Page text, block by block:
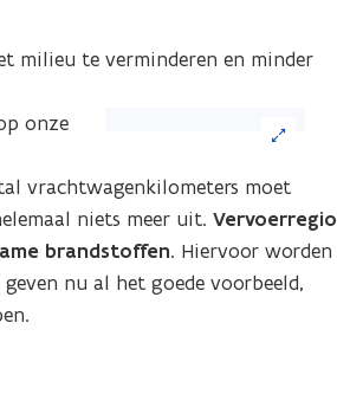
milieu te verminderen en minder
de
afbeelding
voor
een
onze
vrachtwagenkilometers moet
niets meer uit.Vervoerregio
brandstoffen. Hiervoor worden
geven nu al het goede voorbeeld,